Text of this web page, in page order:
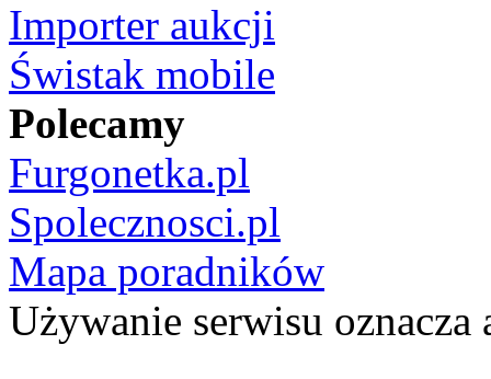
Importer aukcji
Świstak mobile
Polecamy
Furgonetka.pl
Spolecznosci.pl
Mapa poradników
Używanie serwisu oznacza